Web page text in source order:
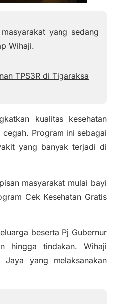
yang sedang
Wihaji.
TPS3R di Tigaraksa
kualitas kesehatan
Program ini sebagai
yang banyak terjadi di
masyarakat mulai bayi
Cek Kesehatan Gratis
beserta Pj Gubernur
hingga tindakan. Wihaji
Jaya yang melaksanakan